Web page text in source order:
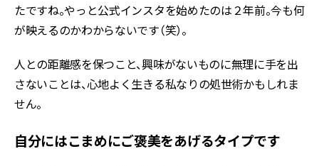
たですね。やっと公式インスタを始めたのは２年前。今も何
が映えるのかわからないです（笑）。
人との距離感を保つこと、興味がないものに無理に手を出
さないことは、心地よく生きる私なりの処世術かもしれま
せん。
自分にはこまめにご褒美をあげるタイプです